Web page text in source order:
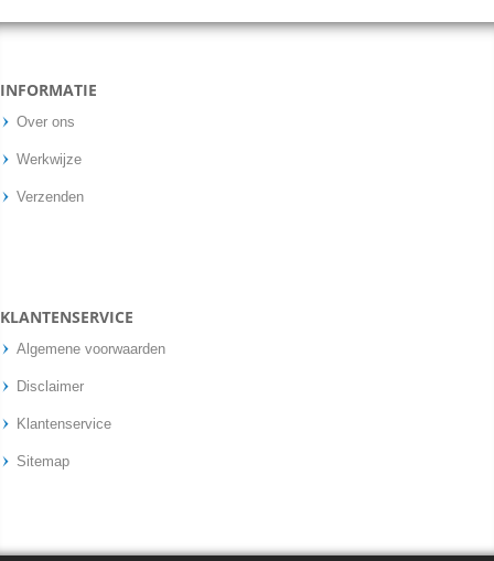
INFORMATIE
Over ons
Werkwijze
Verzenden
KLANTENSERVICE
Algemene voorwaarden
Disclaimer
Klantenservice
Sitemap